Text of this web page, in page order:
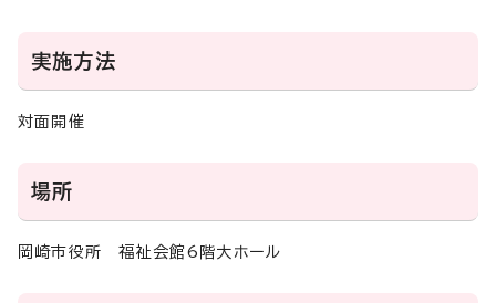
実施方法
対面開催
場所
岡崎市役所 福祉会館6階大ホール